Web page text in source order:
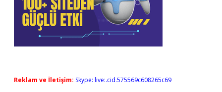
Reklam ve İletişim: Skype: live:.cid.575569c608265c69